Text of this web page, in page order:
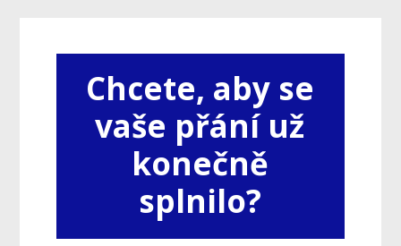
Chcete, aby se
vaše přání už
konečně
splnilo?